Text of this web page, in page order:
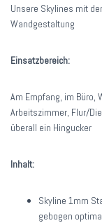
Unsere Skylines mit
Wandgestaltung
Einsatzbereich:
Am Empfang, im Büro,
Arbeitszimmer, Flur/
überall ein Hingucker
Inhalt:
Skyline 1mm
gebogen